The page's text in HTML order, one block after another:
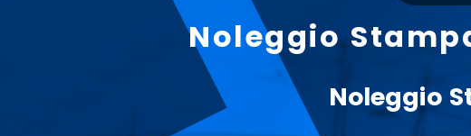
Noleggio
Noleggio